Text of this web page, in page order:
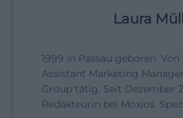
Laura
1999 in Passau geboren. Von
Assistant Marketing
Group tätig. Seit Dezember
Redakteurin bei Moxios.